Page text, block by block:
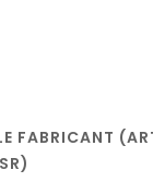
FABRICANT